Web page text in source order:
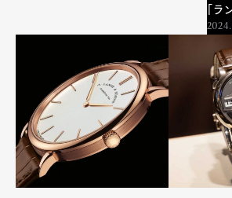
Art&DesignWatchFashion
Product
「